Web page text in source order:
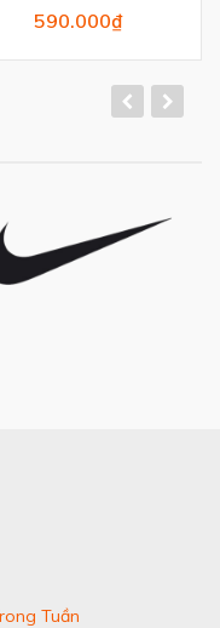
590.000₫
Tuần